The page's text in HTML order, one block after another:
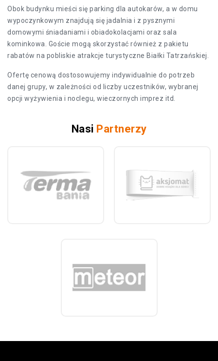
Obok budynku mieści się parking dla autokarów, a w domu
wypoczynkowym znajdują się jadalnia i z pysznymi
domowymi śniadaniami i obiadokolacjami oraz sala
kominkowa. Goście mogą skorzystać również z pakietu
rabatów na pobliskie atrakcje turystyczne Białki Tatrzańskiej.
Ofertę cenową dostosowujemy indywidualnie do potrzeb
danej grupy, w zależności od liczby uczestników, wybranej
opcji wyżywienia i noclegu, wieczornych imprez itd.
Nasi Partnerzy